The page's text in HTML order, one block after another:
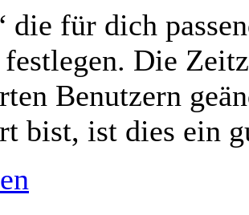
die für dich
Die
Benutzern
bist, ist dies ein